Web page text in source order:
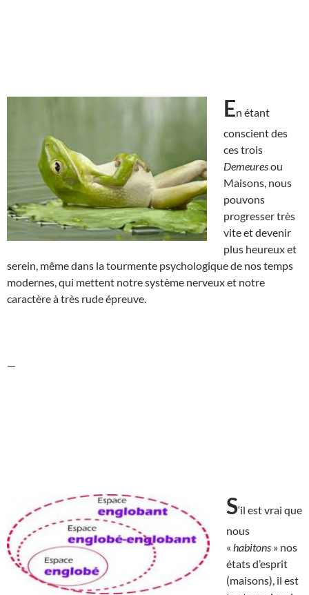
En étant
conscient des
ces trois
Demeuresou
Maisons, nous
pouvons
progresser très
vite et devenir
plus heureux et
serein, même dans la tourmente psychologique de nos temps
modernes, qui mettent notre système nerveux et notre
caractère à très rude épreuve.
—
S‘il est vrai que
nous
« habitons » nos
états d’esprit
(maisons), il est